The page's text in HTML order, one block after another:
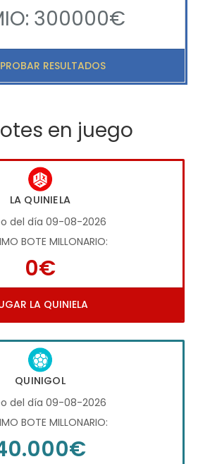
300000€
RESULTADOS
en juego
LA QUINIELA
del día 09-08-2026
BOTE MILLONARIO:
0€
LA QUINIELA
QUINIGOL
del día 09-08-2026
BOTE MILLONARIO: